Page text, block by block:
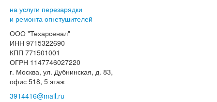
на услуги перезарядки
и ремонта огнетушителей
ООО "Техарсенал"
ИНН 9715322690
КПП 771501001
ОГРН 1147746027220
г. Москва, ул. Дубнинская, д. 83,
офис 518, 5 этаж
3914416@mail.ru